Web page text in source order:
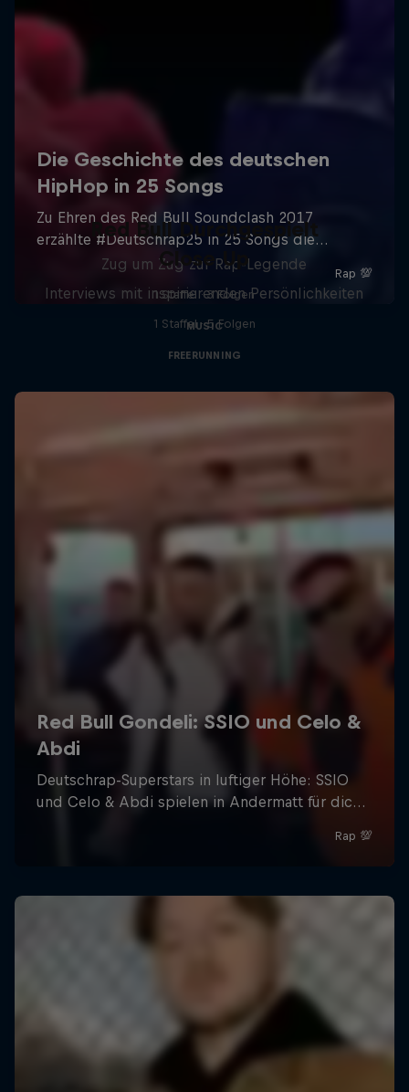
Red Bull Durchgespielt
Zug um Zug zur Rap-Legende
1 Staffel · 3 Folgen
MUSIC
Close Up
Interviews mit inspirierenden Persönlichkeiten
1 Staffel · 5 Folgen
FREERUNNING